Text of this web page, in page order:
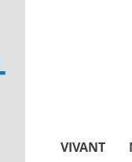
VIVANT